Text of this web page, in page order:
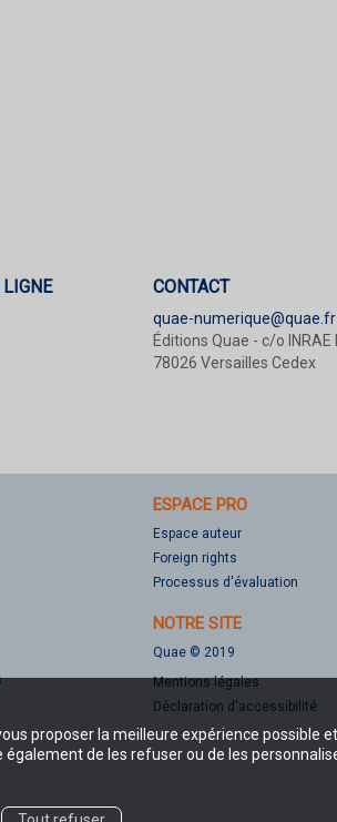
proposer la meilleure expérience possible
de les refuser ou de les
CONTACT
quae-numerique@quae.fr
Éditions Quae - c/o INRAE
78026 Versailles Cedex
ESPACE PRO
Espace auteur
Foreign rights
Processus d'évaluation
NOTRE SITE
Quae © 2019
Mentions légales
Déclaration d'accessibilité